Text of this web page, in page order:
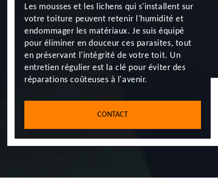
Les mousses et les lichens qui s'installent sur
votre toiture peuvent retenir l'humidité et
endommager les matériaux. Je suis équipé
pour éliminer en douceur ces parasites, tout
en préservant l'intégrité de votre toit. Un
entretien régulier est la clé pour éviter des
réparations coûteuses à l'avenir.
CONTACT